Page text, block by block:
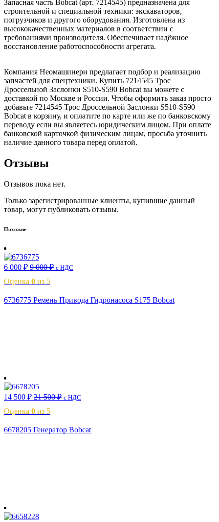
Запасная часть Bobcat (арт. 7214545) предназначена для
строительной и специальной техники: экскаваторов,
погрузчиков и другого оборудования. Изготовлена из
высококачественных материалов в соответствии с
требованиями производителя. Обеспечивает надёжное
восстановление работоспособности агрегата.
Компания Неомашинери предлагает подбор и реализацию
запчастей для спецтехники. Купить 7214545 Трос
Дроссельной Заслонки S510-S590 Bobcat вы можете с
доставкой по Москве и России. Чтобы оформить заказ просто
добавьте 7214545 Трос Дроссельной Заслонки S510-S590
Bobcat в корзину, и оплатите по карте или же по банковскому
переводу если вы являетесь юридическим лицом. При оплате
банковской карточкой физическим лицам, просьба уточнить
наличие данного товара перед оплатой.
Отзывы
Отзывов пока нет.
Только зарегистрированные клиенты, купившие данный
товар, могут публиковать отзывы.
Похожие
6 000 ₽ 9 000₽ с НДС
Оценка 0 из 5
6736775 Ремень Привода Гидронасоса S175 Bobcat
14 500 ₽ 21 500₽ с НДС
Оценка 0 из 5
6678205 Генератор Bobcat